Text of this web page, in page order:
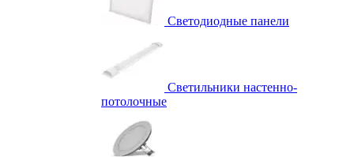
Светодиодные панели
Светильники настенно-
потолочные